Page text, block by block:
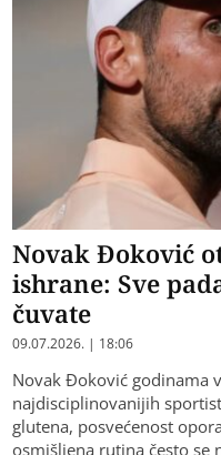
Novak Đoković
ishrane: Sve
čuvate
09.07.2026. | 18:06
Novak Đoković godinama
najdisciplinovanijih
glutena, posvećenost
osmišljena rutina često se